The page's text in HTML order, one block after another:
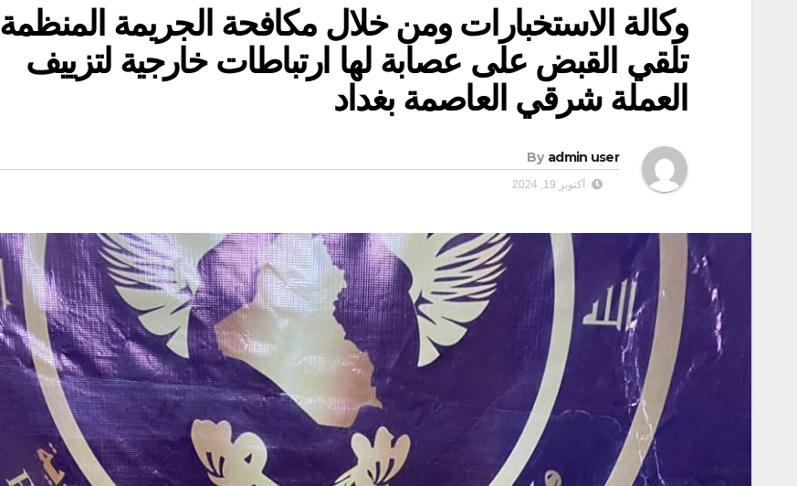
وكالة الاستخبارات ومن خلال مكافحة الجريمة المنظمة
تلقي القبض على عصابة لها ارتباطات خارجية لتزييف
العملة شرقي العاصمة بغداد
By admin user
أكتوبر 19, 2024